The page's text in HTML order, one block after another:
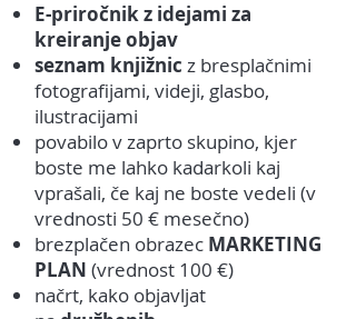
E-priročnik z idejami za
kreiranje objav
seznam knjižnic z bresplačnimi
fotografijami, videji, glasbo,
ilustracijami
povabilo v zaprto skupino, kjer
boste me lahko kadarkoli kaj
vprašali, če kaj ne boste vedeli (v
vrednosti 50 € mesečno)
brezplačen obrazec MARKETING
PLAN (vrednost 100 €)
načrt, kako objavljat